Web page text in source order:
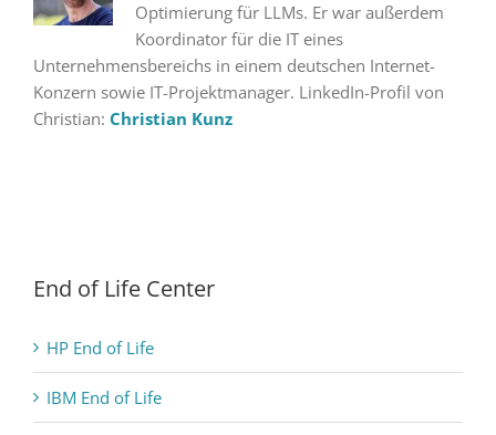
Optimierung für LLMs. Er war außerdem
Koordinator für die IT eines
Unternehmensbereichs in einem deutschen Internet-
Konzern sowie IT-Projektmanager. LinkedIn-Profil von
Christian: Christian Kunz
End of Life Center
HP End of Life
IBM End of Life